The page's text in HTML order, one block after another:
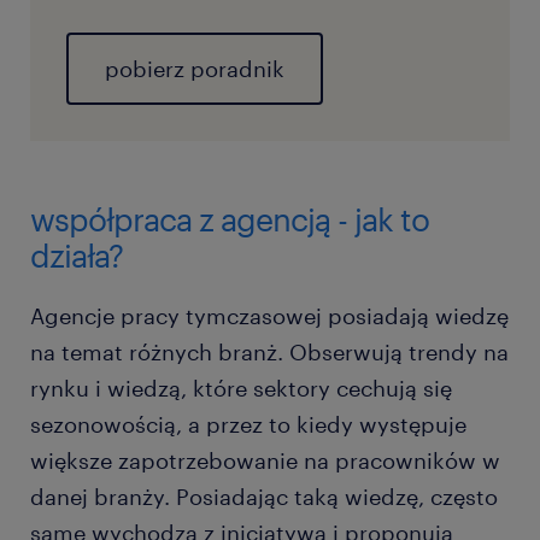
pobierz poradnik
współpraca z agencją - jak to
działa?
Agencje pracy tymczasowej posiadają wiedzę
na temat różnych branż. Obserwują trendy na
rynku i wiedzą, które sektory cechują się
sezonowością, a przez to kiedy występuje
większe zapotrzebowanie na pracowników w
danej branży. Posiadając taką wiedzę, często
same wychodzą z inicjatywą i proponują